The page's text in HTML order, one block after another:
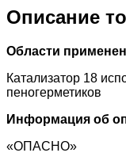
Описание
Области
Катализатор 18
пеногерметиков
Информация об
«ОПАСНО»